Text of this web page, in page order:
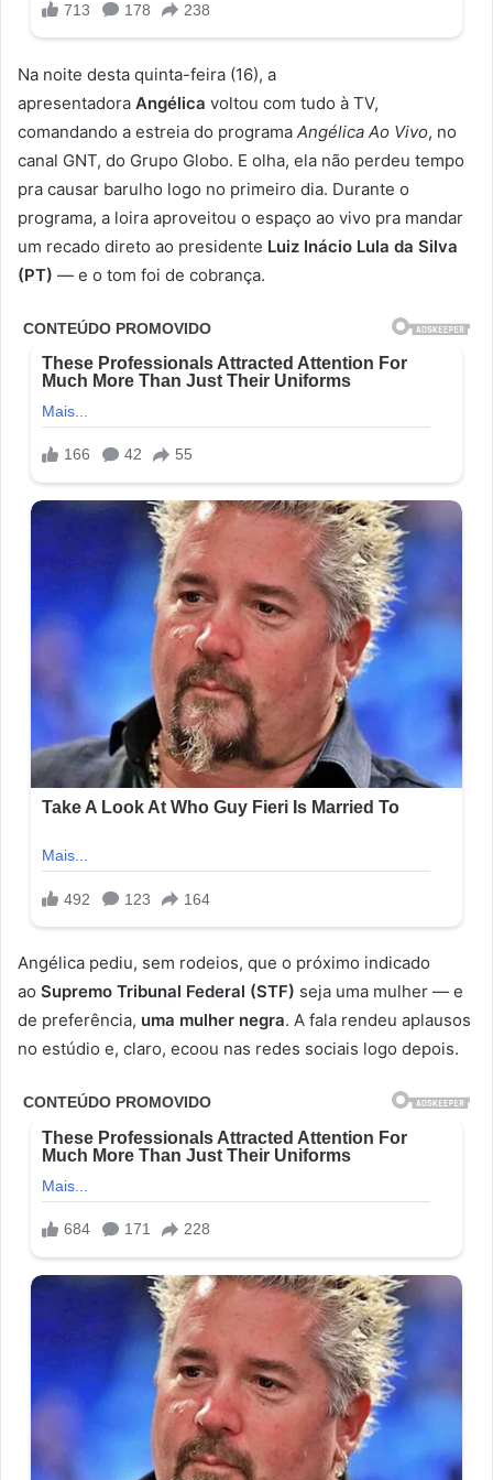
Na noite desta quinta-feira (16), a
apresentadora Angélica voltou com tudo à TV,
comandando a estreia do programa Angélica Ao Vivo, no
canal GNT, do Grupo Globo. E olha, ela não perdeu tempo
pra causar barulho logo no primeiro dia. Durante o
programa, a loira aproveitou o espaço ao vivo pra mandar
um recado direto ao presidente Luiz Inácio Lula da Silva
(PT) — e o tom foi de cobrança.
Angélica pediu, sem rodeios, que o próximo indicado
ao Supremo Tribunal Federal (STF) seja uma mulher — e
de preferência, uma mulher negra. A fala rendeu aplausos
no estúdio e, claro, ecoou nas redes sociais logo depois.